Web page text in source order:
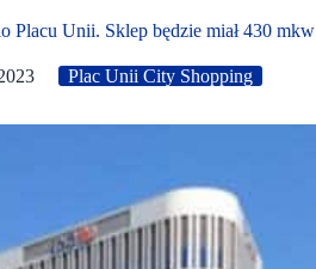
Placu Unii. Sklep będzie miał 430 mkw
Plac Unii City Shopping